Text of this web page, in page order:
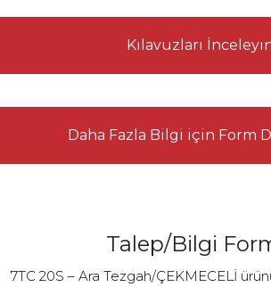
Kılavuzları
Daha Fazla Bilgi için Form
Talep/Bilgi
7TC 20S – Ara Tezgah/ÇEKMECELİ